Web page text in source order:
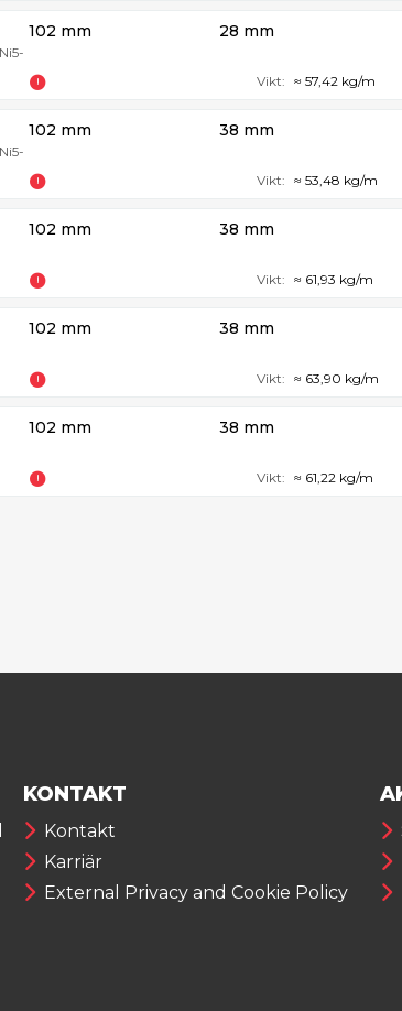
102 mm 28 mm
Vikt: ≈ 57,42 kg/m
102 mm 38 mm
Vikt: ≈ 53,48 kg/m
102 mm 38 mm
Vikt: ≈ 61,93 kg/m
102 mm 38 mm
Vikt: ≈ 63,90 kg/m
102 mm 38 mm
Vikt: ≈ 61,22 kg/m
KONTAKT
Kontakt
Karriär
External Privacy and Cookie Policy